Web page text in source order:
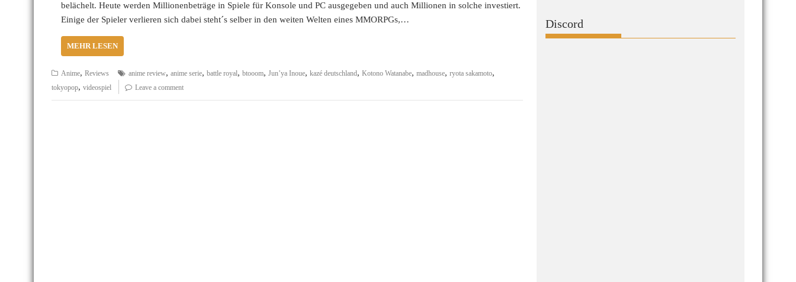
belächelt. Heute werden Millionenbeträge in Spiele für Konsole und PC ausgegeben und auch Millionen in solche investiert.
Einige der Spieler verlieren sich dabei steht´s selber in den weiten Welten eines MMORPGs,…
MEHR LESEN
Anime, Reviews anime review, anime serie, battle royal, btooom, Jun’ya Inoue, kazé deutschland, Kotono Watanabe, madhouse, ryota sakamoto,
tokyopop, videospiel Leave a comment
Discord